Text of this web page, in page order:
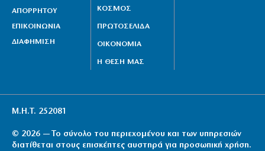
ΑΠΟΡΡΗΤΟΥ
ΕΠΙΚΟΙΝΩΝΙΑ
ΔΙΑΦΗΜΙΣΗ
ΚΟΣΜΟΣ
ΠΡΩΤΟΣΕΛΙΔΑ
ΟΙΚΟΝΟΜΙΑ
Η ΘΕΣΗ ΜΑΣ
Μ.Η.Τ. 252081
© 2026 — Το σύνολο του περιεχομένου και των υπηρεσιών
διατίθεται στους επισκέπτες αυστηρά για προσωπική χρήση.